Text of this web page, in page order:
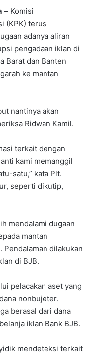
– Komisi
(KPK) terus
adanya aliran
pengadaan iklan di
Barat dan Banten
ke mantan
nantinya akan
Ridwan Kamil.
terkait dengan
kami memanggil
satu,” kata Plt.
seperti dikutip,
mendalami dugaan
mantan
Pendalaman dilakukan
di BJB.
pelacakan aset yang
nonbujeter.
berasal dari dana
iklan Bank BJB.
mendeteksi terkait